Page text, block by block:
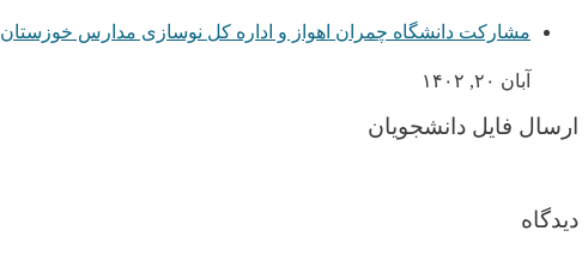
مشارکت دانشگاه چمران اهواز و اداره کل نوسازی مدارس خوزستان
آبان ۲۰, ۱۴۰۲
ارسال فایل دانشجویان
دیدگاه